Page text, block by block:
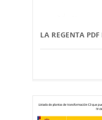
LA REGENTA